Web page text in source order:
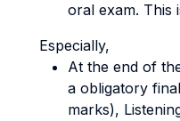
oral exam. This
Especially,
At the end of
a obligatory
marks),